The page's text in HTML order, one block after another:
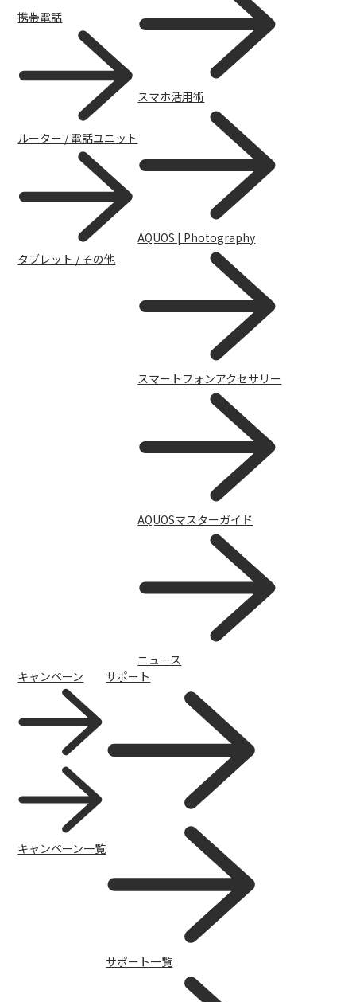
AQUOSマスターガイド
キャンペーン
携帯電話
ルーター / 電話ユニット
タブレット / その他
スマホ活用術
AQUOS | Photography
スマートフォンアクセサリー
AQUOSマスターガイド
ニュース
キャンペーン
キャンペーン一覧
サポート
サポート一覧